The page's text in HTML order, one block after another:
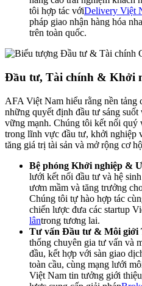
tôi hợp tác vớiDelivery Việt
pháp giao nhận hàng hóa
trên toàn quốc.
Đầu tư, Tài chính & Khởi
AFA Việt Nam hiểu rằng nền tảng
những quyết định đầu tư sáng
vững mạnh. Chúng tôi kết nối quý
trong lĩnh vực đầu tư, khởi nghiệp
tăng giá trị tài sản và mở rộng cơ
Bệ phóng Khởi nghiệp &
lưới kết nối đầu tư và hệ
ươm mầm và tăng trưởng
Chúng tôi tự hào hợp tác
chiến lược đưa các startup
lântrong tương lai.
Tư vấn Đầu tư & Môi giới
thống chuyên gia tư vấn và
đầu, kết hợp với sàn giao
toàn cầu, cùng mạng lưới
Việt Nam tin tưởng giới thiệu